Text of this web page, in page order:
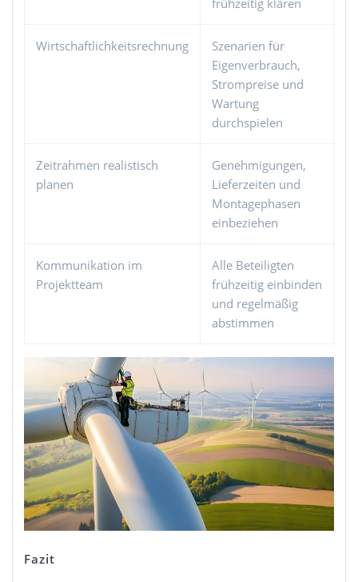
frühzeitig klären
Wirtschaftlichkeitsrechnung
Szenarien für
Eigenverbrauch,
Strompreise und
Wartung
durchspielen
Zeitrahmen realistisch
planen
Genehmigungen,
Lieferzeiten und
Montagephasen
einbeziehen
Kommunikation im
Projektteam
Alle Beteiligten
frühzeitig einbinden
und regelmäßig
abstimmen
Fazit